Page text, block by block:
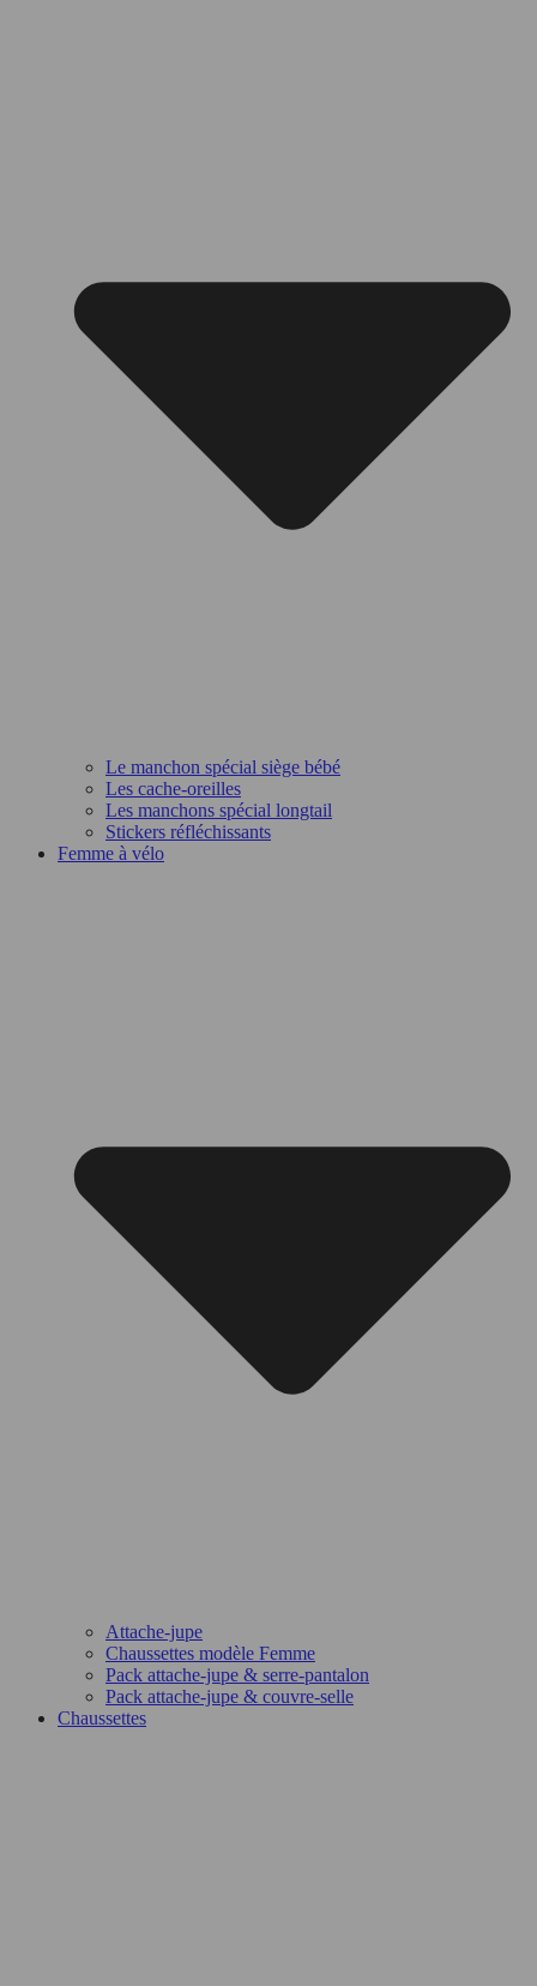
Le manchon spécial siège bébé
Les cache-oreilles
Les manchons spécial longtail
Stickers réfléchissants
Femme à vélo
Attache-jupe
Chaussettes modèle Femme
Pack attache-jupe & serre-pantalon
Pack attache-jupe & couvre-selle
Chaussettes